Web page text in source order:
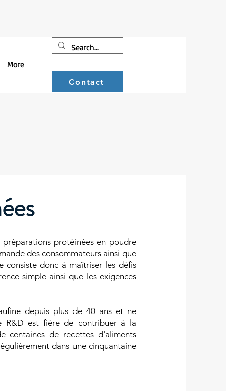
More
Contact
protéinées en poudre
des consommateurs ainsi que
consiste donc à maîtriser les défis
simple ainsi que les exigences
depuis plus de 40 ans et ne
R&D est fière de contribuer à la
centaines de recettes d'aliments
dans une cinquantaine